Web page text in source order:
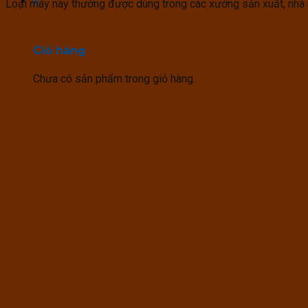
Giỏ hàng
Chưa có sản phẩm trong giỏ hàng.
Loại máy này thường được dùng trong các xưởng sản xuất,